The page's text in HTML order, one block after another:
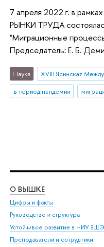
7 апреля 2022 г. в
РЫНКИ ТРУДА
"Миграционные
Председатель: Е. Б.
Наука
в период пандемии
О ВЫШКЕ
Цифры и факты
Руководство и структура
Устойчивое развитие в НИУ ВШЭ
Преподаватели и сотрудники